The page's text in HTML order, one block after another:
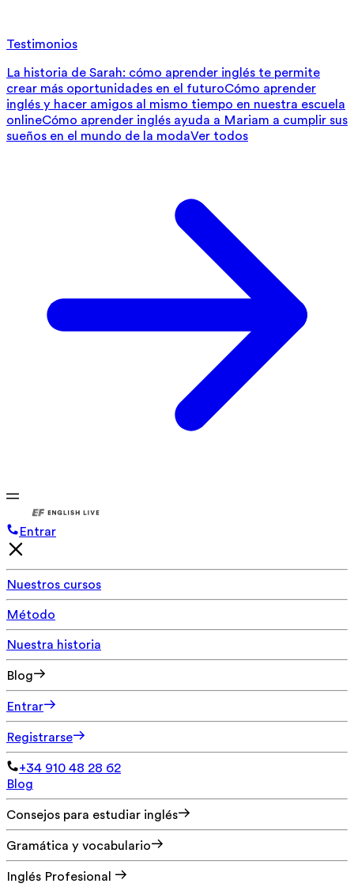
Testimonios
La historia de Sarah: cómo aprender inglés te permite
crear más oportunidades en el futuroCómo aprender
inglés y hacer amigos al mismo tiempo en nuestra escuela
onlineCómo aprender inglés ayuda a Mariam a cumplir sus
sueños en el mundo de la modaVer todos
Entrar
Nuestros cursos
Método
Nuestra historia
Blog
Entrar
Registrarse
+34 910 48 28 62
Blog
Consejos para estudiar inglés
Gramática y vocabulario
Inglés Profesional